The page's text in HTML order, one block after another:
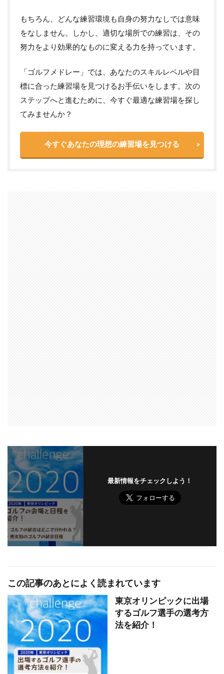
もちろん、どんな練習環境も自身の努力なしでは意味
をなしません。しかし、適切な場所での練習は、その
努力をより効果的なものに変える力を持っています。
「ゴルフメドレー」では、あなたのスキルレベルや目
標に合った練習場を見つけるお手伝いをします。次の
ステップへと進むために、今すぐ最適な練習場を探し
てみませんか？
今すぐあなたの理想の練習場を見つける
最新情報をチェックしよう！
この記事のあとによく読まれています
東京オリンピックに出場
するゴルフ選手の選考方
法を紹介！